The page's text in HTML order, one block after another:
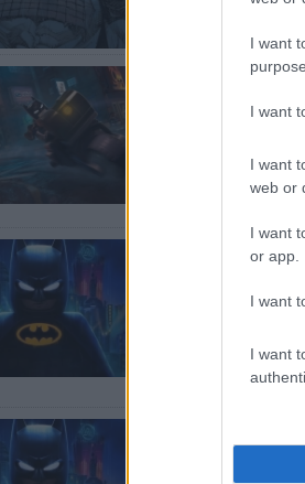
I want
I want
I want
web or
I want
or app.
I want
I want
Változott
Knight
Nem az eddig
égboltján a jól
PC-sek
A TT Games
nehéz